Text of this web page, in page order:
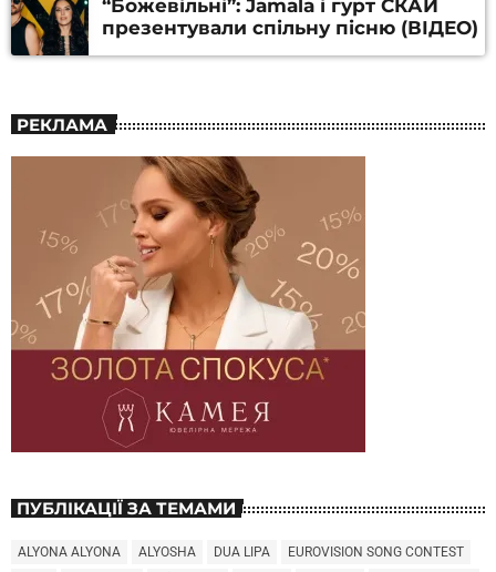
“Божевільні”: Jamala і гурт СКАЙ
презентували спільну пісню (ВІДЕО)
РЕКЛАМА
ПУБЛІКАЦІЇ ЗА ТЕМАМИ
ALYONA ALYONA ALYOSHA DUA LIPA
EUROVISION SONG CONTEST